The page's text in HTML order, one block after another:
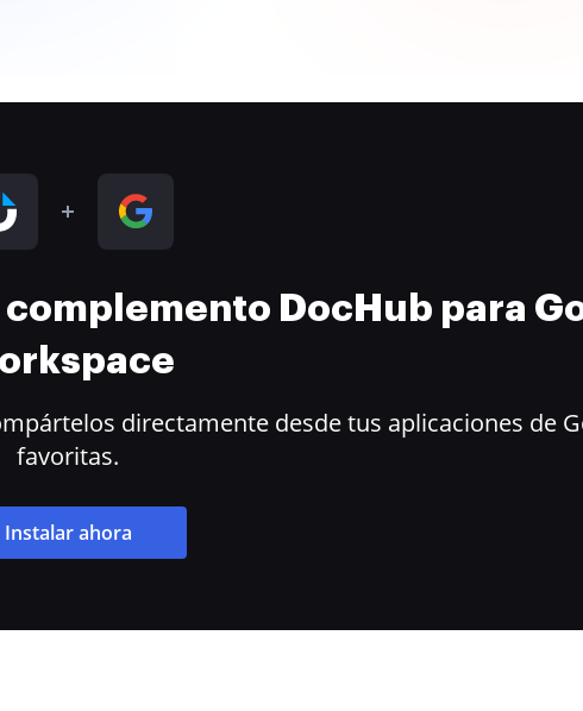
DocHub para
directamente desde tus aplicaciones de
favoritas.
Instalar ahora